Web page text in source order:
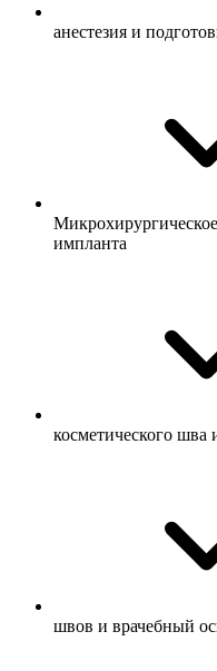
анестезия и
импланта
косметического шва
швов и врачебный